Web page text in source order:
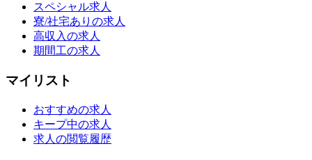
スペシャル求人
寮/社宅ありの求人
高収入の求人
期間工の求人
マイリスト
おすすめの求人
キープ中の求人
求人の閲覧履歴